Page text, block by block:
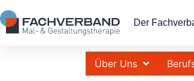
Der
Über Uns